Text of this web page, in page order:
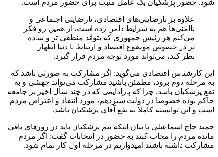
شود. حضور پزشکیان یک عامل مثبت برای حضور مردم است.
علاوه بر نارضایتی‌های اقتصادی، نارضایتی اجتماعی و
ناامنی‌ها هم به شرایط دامن زده است، از همین رو فکر
می‌کنم هر رئیس جمهوری که بتواند منطقی تر و ساده
تر در خصوص موضوع اقتصاد و ارتباط با دنیا اظهار
نظر کند، می‌تواند مورد توجه مردم قرار گیرد.
این کارشناس اقتصادی می‌گوید: اگر مشارکت به صورتی باشد که
به مرحله دوم برود، مطمئن باشید مشارکت می‌تواند جهشی و به
نفع پزشکیان باشد. چرا که پارادایمی که در چند سال اخیر بر جامعه
حاکم بوده خصوصا در دولت سیزدهم، مورد انتقاد و اعتراض مردم
است و این توانسته کاملا به نفع آقای پزشکیان باشد.
حمید حاج اسماعیلی با بیان اینکه تیم پزشکیان باید در روزهای باقی
مانده مردم را مجاب کنند به حضور در انتخابات گفت: اگر مردم
مشارکت داشته باشند امیدواریم در مرحله اول کار تمام شود.